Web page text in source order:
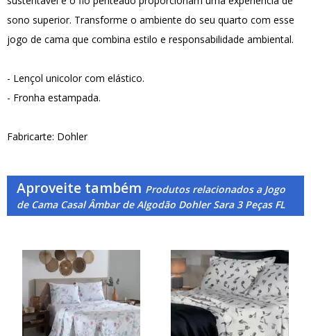
sono superior. Transforme o ambiente do seu quarto com esse
jogo de cama que combina estilo e responsabilidade ambiental.
- Lençol unicolor com elástico.
- Fronha estampada.
Fabricarte: Dohler
Aproveite também Produtos relacionados a Jogo
de Cama Casal Âmbar de Algodão Dohler Sara 3 Peças FL